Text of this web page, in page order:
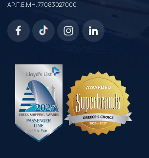
ΑΡ.Γ.Ε.ΜΗ. 77083027000